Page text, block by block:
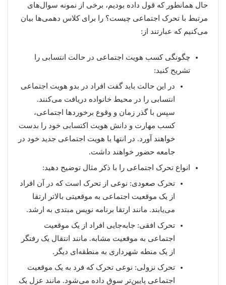
حال همانطور که قول داده بودیم، برخی از نمونه سوال‌های
مرتبط با تحرک اجتماعی چیست؟ را برای کلاس دهمی‌ها بیان
می‌کنیم که عبارتند از:
چگونگی کسب هویت اجتماعی در حالت انتسابی را
تشریح کنید:
در این حالت باید گفت افراد در بدو هویت اجتماعی
انتسابی را در محیط خانواده دریافت می‌کنند.
سپس با گذر زمان و وقوع برخوردها اجتماعی،
کسب مهارت و دانش هویت اکتسابی خود را بدست
خواهند آورد. در انتها با هویت اجتماعی جدید خود در
جامعه حضور خواهند داشت.
انواع تحرک اجتماعی را با ذکر مثال توضیح دهید:
تحرک صعودی: نوعی از تحرک است که در آن افراد
از یک موقعیت اجتماعی به موقعیتی بالاتر ارتقا
می‌یابند. مانند ارتقا برنامه نویس مبتدی به ارشد.
تحرک افقی: جابه‌جایی افراد از یک موقعیت
اجتماعی به موقعیت مشابه. مانند انتقال یک رفتگر
از یک منطه شهرداری به منطقه‌ای دیگر.
تحرک نزولی: نوعی تحرک که فرد به یک موقعیت
اجتماعی پایین‌تر سوق داده می‌شود. مانند عزل یک